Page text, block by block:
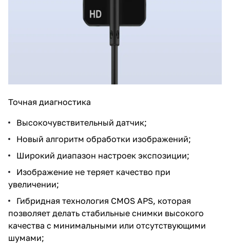
Точная диагностика
Высокочувствительный датчик;
Новый алгоритм обработки изображений;
Широкий диапазон настроек экспозиции;
Изображение не теряет качество при
увеличении;
Гибридная технология CMOS APS, которая
позволяет делать стабильные снимки высокого
качества с минимальными или отсутствующими
шумами;